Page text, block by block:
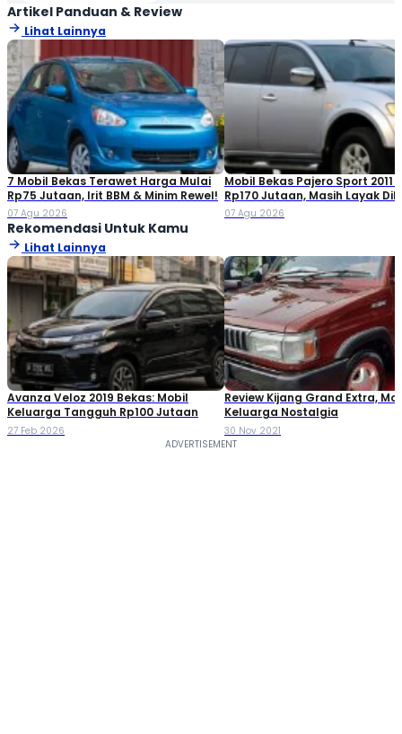
Artikel Panduan & Review
Lihat Lainnya
7 Mobil Bekas Terawet Harga Mulai
Rp75 Jutaan, Irit BBM & Minim Rewel!
07 Agu 2026
Mobil Bekas Pajero Sport 2011
Rp170 Jutaan, Masih Layak
07 Agu 2026
Rekomendasi Untuk Kamu
Lihat Lainnya
Avanza Veloz 2019 Bekas: Mobil
Keluarga Tangguh Rp100 Jutaan
27 Feb 2026
Review Kijang Grand Extra,
Keluarga Nostalgia
30 Nov 2021